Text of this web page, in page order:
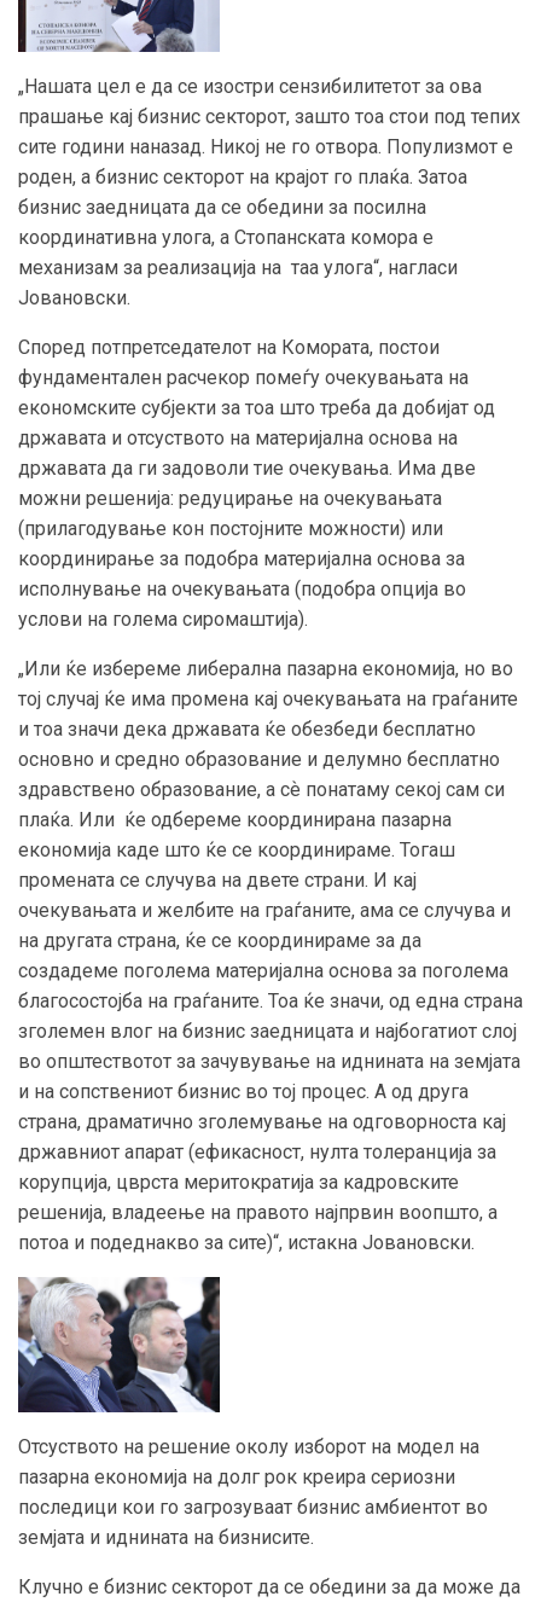
„Нашата цел е да се изостри сензибилитетот за ова
прашање кај бизнис секторот, зашто тоа стои под тепих
сите години наназад. Никој не го отвора. Популизмот е
роден, а бизнис секторот на крајот го плаќа. Затоа
бизнис заедницата да се обедини за посилна
координативна улога, а Стопанската комора е
механизам за реализација на таа улога“, нагласи
Јовановски.
Според потпретседателот на Комората, постои
фундаментален расчекор помеѓу очекувањата на
економските субјекти за тоа што треба да добијат од
државата и отсуството на материјална основа на
државата да ги задоволи тие очекувања. Има две
можни решенија: редуцирање на очекувањата
(прилагодување кон постојните можности) или
координирање за подобра материјална основа за
исполнување на очекувањата (подобра опција во
услови на голема сиромаштија).
„Или ќе избереме либерална пазарна економија, но во
тој случај ќе има промена кај очекувањата на граѓаните
и тоа значи дека државата ќе обезбеди бесплатно
основно и средно образование и делумно бесплатно
здравствено образование, а сѐ понатаму секој сам си
плаќа. Или ќе одбереме координирана пазарна
економија каде што ќе се координираме. Тогаш
промената се случува на двете страни. И кај
очекувањата и желбите на граѓаните, ама се случува и
на другата страна, ќе се координираме за да
создадеме поголема материјална основа за поголема
благосостојба на граѓаните. Тоа ќе значи, од една страна
зголемен влог на бизнис заедницата и најбогатиот слој
во општествотот за зачувување на иднината на земјата
и на сопствениот бизнис во тој процес. А од друга
страна, драматично зголемување на одговорноста кај
државниот апарат (ефикасност, нулта толеранција за
корупција, цврста меритократија за кадровските
решенија, владеење на правото најпрвин воопшто, а
потоа и подеднакво за сите)“, истакна Јовановски.
Отсуството на решение околу изборот на модел на
пазарна економија на долг рок креира сериозни
последици кои го загрозуваат бизнис амбиентот во
земјата и иднината на бизнисите.
Клучно е бизнис секторот да се обедини за да може да